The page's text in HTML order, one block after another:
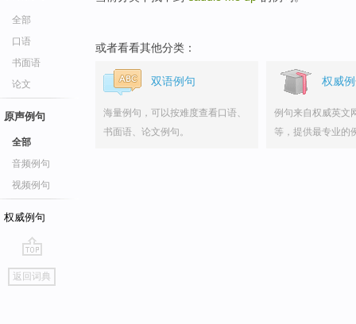
全部
口语
书面语
论文
原声例句
全部
音频例句
视频例句
权威例句
go
top
返回词典
或者看看其他分类：
双语例句
海量例句，可以按难度查看口语、
书面语、论文例句。
权威
例句来自权威英文
等，提供最专业的